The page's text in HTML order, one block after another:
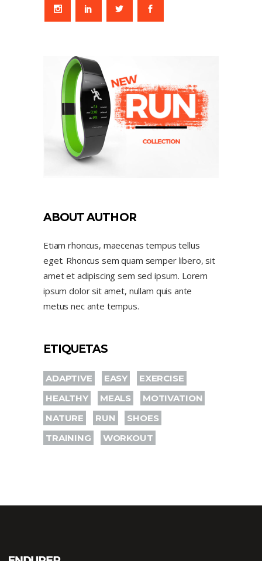
ABOUT AUTHOR
Etiam rhoncus, maecenas tempus tellus
eget. Rhoncus sem quam semper libero, sit
amet et adipiscing sem sed ipsum. Lorem
ipsum dolor sit amet, nullam quis ante
metus nec ante tempus.
ETIQUETAS
ADAPTIVE EASY
EXERCISE
HEALTHY
MEALS
MOTIVATION
NATURE
RUN
SHOES
TRAINING
WORKOUT